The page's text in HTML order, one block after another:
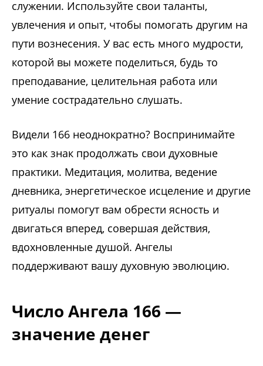
служении. Используйте свои таланты,
увлечения и опыт, чтобы помогать другим на
пути вознесения. У вас есть много мудрости,
которой вы можете поделиться, будь то
преподавание, целительная работа или
умение сострадательно слушать.
Видели 166 неоднократно? Воспринимайте
это как знак продолжать свои духовные
практики. Медитация, молитва, ведение
дневника, энергетическое исцеление и другие
ритуалы помогут вам обрести ясность и
двигаться вперед, совершая действия,
вдохновленные душой. Ангелы
поддерживают вашу духовную эволюцию.
Число Ангела 166 —
значение денег